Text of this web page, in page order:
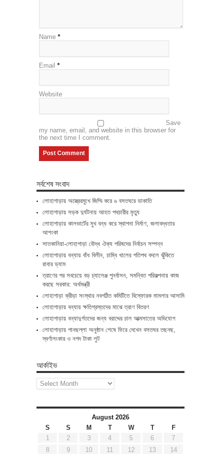
Name *
Email *
Website
Save
my name, email, and website in this browser for
the next time I comment.
সর্বশেষ সংবাদ
লোহাগাড়ায় অস্ত্রেরমুখে জিম্মি করে ৬ বসতঘরে ডাকাতি
লোহাগাড়ায় সড়ক দুর্ঘটনায় আহত পথচারীর মৃত্যু
লোহাগাড়ায় কালভার্টের মুখ বন্ধ করে স্থাপনা নির্মাণ, জলাবদ্ধতার
আশংকা
সাতকানিয়া-লোহাগাড়া বৌদ্ধ ঐক্য পরিষদের নির্বাচন সম্পন্ন
লোহাগাড়ায় বন্যায় বাঁধ বিলীন, চাম্বি খালের গতিপথ বদলে ঝুঁকিতে
রাবার ড্যাম
ত্রাণের পর সবচেয়ে বড় চ্যালেঞ্জ পুনর্বাসন, সমন্বিত পরিকল্পনায় কাজ
করছে সরকার: অর্থমন্ত্রী
লোহাগাড়া ক্রীড়া সংস্থার নবগঠিত কমিটিতে বিস্ফোরক মামলার আসামি
লোহাগাড়ায় বন্যায় ক্ষতিগ্রস্তদের মাঝে ত্রাণ বিতরণ
লোহাগাড়ায় বন্যাদুর্গতদের জন্য বরাদ্দের চাল আত্মসাতের অভিযোগ
লোহাগাড়ায় পানছল্লা অনুষ্ঠান শেষে ফিরে দেখেন বসতঘর তছনছ,
স্বর্ণালংকার ও নগদ টাকা লুট
আর্কাইভ
আর্কাইভ
August 2026
S
S M T W T
F
1
2 3 4 5 6
7
8
9 10 11 12 13
14